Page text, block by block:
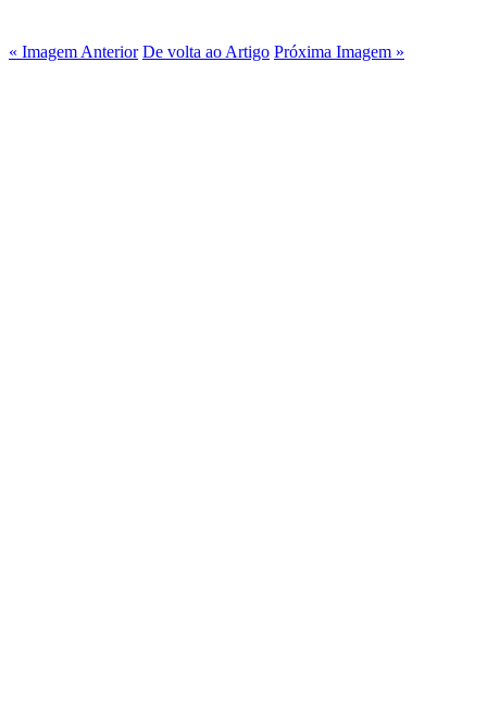
« Imagem Anterior De volta ao Artigo Próxima Imagem »